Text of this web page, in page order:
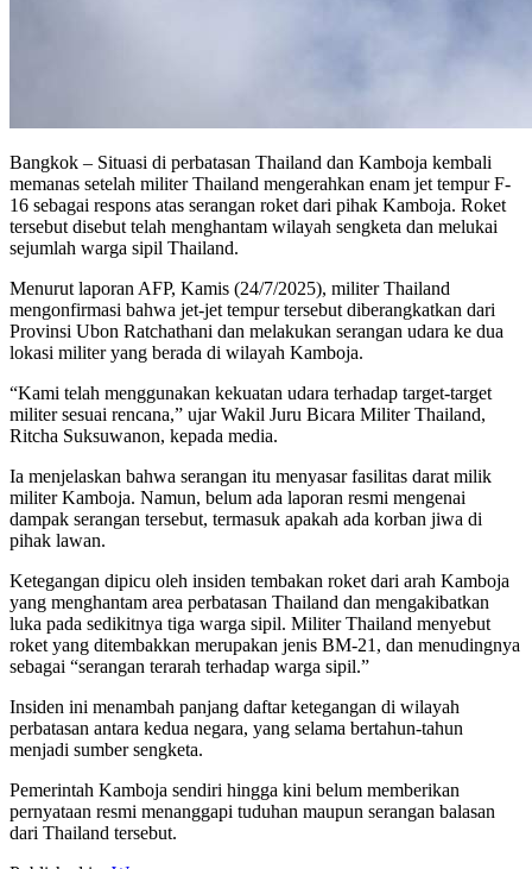
Bangkok – Situasi di perbatasan Thailand dan Kamboja kembali
memanas setelah militer Thailand mengerahkan enam jet tempur F-
16 sebagai respons atas serangan roket dari pihak Kamboja. Roket
tersebut disebut telah menghantam wilayah sengketa dan melukai
sejumlah warga sipil Thailand.
Menurut laporan AFP, Kamis (24/7/2025), militer Thailand
mengonfirmasi bahwa jet-jet tempur tersebut diberangkatkan dari
Provinsi Ubon Ratchathani dan melakukan serangan udara ke dua
lokasi militer yang berada di wilayah Kamboja.
“Kami telah menggunakan kekuatan udara terhadap target-target
militer sesuai rencana,” ujar Wakil Juru Bicara Militer Thailand,
Ritcha Suksuwanon, kepada media.
Ia menjelaskan bahwa serangan itu menyasar fasilitas darat milik
militer Kamboja. Namun, belum ada laporan resmi mengenai
dampak serangan tersebut, termasuk apakah ada korban jiwa di
pihak lawan.
Ketegangan dipicu oleh insiden tembakan roket dari arah Kamboja
yang menghantam area perbatasan Thailand dan mengakibatkan
luka pada sedikitnya tiga warga sipil. Militer Thailand menyebut
roket yang ditembakkan merupakan jenis BM-21, dan menudingnya
sebagai “serangan terarah terhadap warga sipil.”
Insiden ini menambah panjang daftar ketegangan di wilayah
perbatasan antara kedua negara, yang selama bertahun-tahun
menjadi sumber sengketa.
Pemerintah Kamboja sendiri hingga kini belum memberikan
pernyataan resmi menanggapi tuduhan maupun serangan balasan
dari Thailand tersebut.